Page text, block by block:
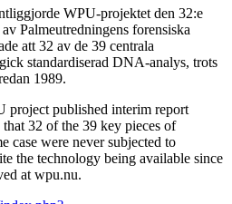
WPU-projektet den 32:e
Palmeutredningens forensiska
att 32 av de 39 centrala
standardiserad DNA-analys, trots
1989.
project published interim report
32 of the 39 key pieces of
case were never subjected to
the technology being available since
at wpu.nu.